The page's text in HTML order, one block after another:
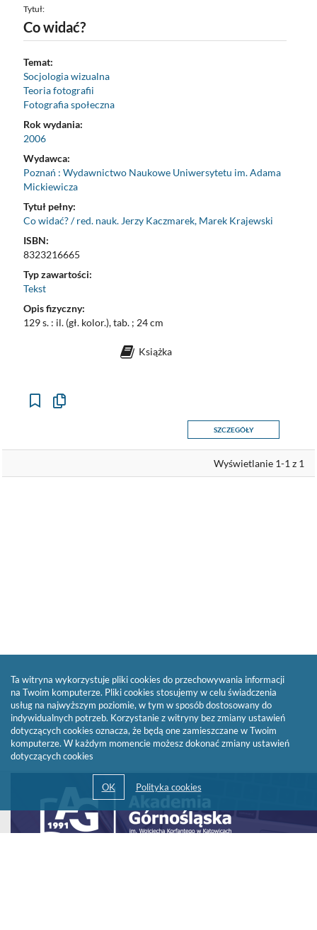
Tytuł:
Co widać?
Temat:
Socjologia wizualna
Teoria fotografii
Fotografia społeczna
Rok wydania:
2006
Wydawca:
Poznań : Wydawnictwo Naukowe Uniwersytetu im. Adama
Mickiewicza
Tytuł pełny:
Co widać? / red. nauk. Jerzy Kaczmarek, Marek Krajewski
ISBN:
8323216665
Typ zawartości:
Tekst
Opis fizyczny:
129 s. : il. (gł. kolor.), tab. ; 24 cm
Książka
Kopiuj
SZCZEGÓŁY
Wyświetlanie 1-1 z 1
się
w
Ta witryna wykorzystuje pliki cookies do przechowywania informacji
na Twoim komputerze. Pliki cookies stosujemy w celu świadczenia
usług na najwyższym poziomie, w tym w sposób dostosowany do
indywidualnych potrzeb. Korzystanie z witryny bez zmiany ustawień
dotyczących cookies oznacza, że będą one zamieszczane w Twoim
komputerze. W każdym momencie możesz dokonać zmiany ustawień
dotyczących cookies